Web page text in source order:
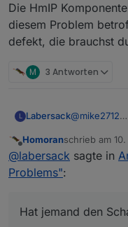
Die HmIP
diesem Problem
defekt, die brauchst
M 3 Antworten
L Labersack@mike2712
zumindest
Baureihe
Die HmIP
Offline
Homoranschrieb am
zuletzt
@labersack sagte in
Problems":
Hat jemand den